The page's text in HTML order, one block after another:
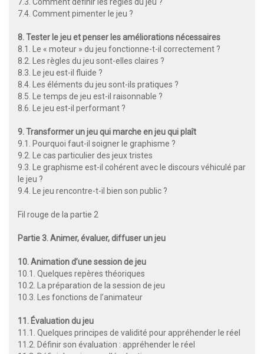
7.4. Comment pimenter le jeu ?
8. Tester le jeu et penser les améliorations nécessaires
8.1. Le « moteur » du jeu fonctionne-t-il correctement ?
8.2. Les règles du jeu sont-elles claires ?
8.3. Le jeu est-il fluide ?
8.4. Les éléments du jeu sont-ils pratiques ?
8.5. Le temps de jeu est-il raisonnable ?
8.6. Le jeu est-il performant ?
9. Transformer un jeu qui marche en jeu qui plaît
9.1. Pourquoi faut-il soigner le graphisme ?
9.2. Le cas particulier des jeux tristes
9.3. Le graphisme est-il cohérent avec le discours véhiculé par
le jeu ?
9.4. Le jeu rencontre-t-il bien son public ?
Fil rouge de la partie 2
Partie 3. Animer, évaluer, diffuser un jeu
10. Animation d’une session de jeu
10.1. Quelques repères théoriques
10.2. La préparation de la session de jeu
10.3. Les fonctions de l’animateur
11. Évaluation du jeu
11.1. Quelques principes de validité pour appréhender le réel
11.2. Définir son évaluation : appréhender le réel